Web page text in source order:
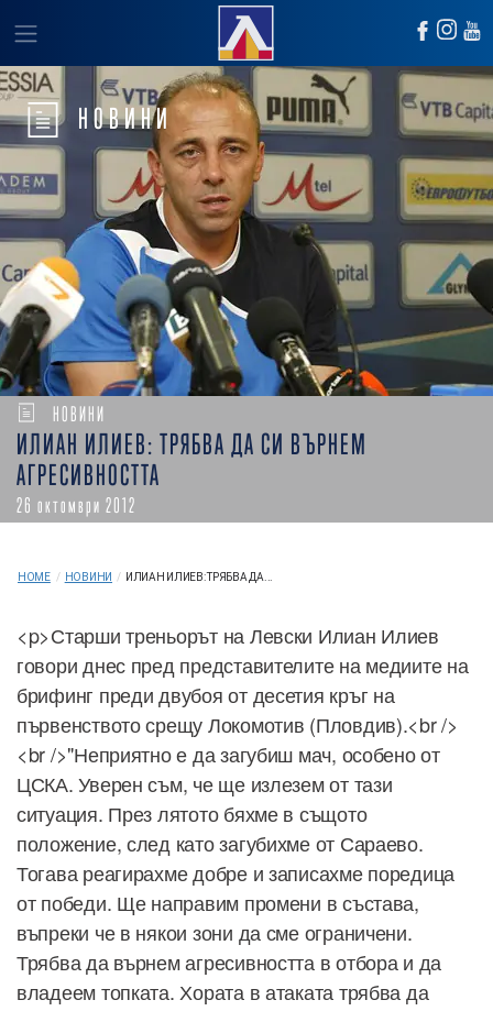
НОВИНИ
НОВИНИ
ИЛИАН ИЛИЕВ: ТРЯБВА ДА СИ ВЪРНЕМ
АГРЕСИВНОСТТА
26 октомври 2012
HOME / НОВИНИ / ИЛИАН ИЛИЕВ: ТРЯБВА ДА...
<p>Старши треньорът на Левски Илиан Илиев
говори днес пред представителите на медиите на
брифинг преди двубоя от десетия кръг на
първенството срещу Локомотив (Пловдив).<br />
<br />"Неприятно е да загубиш мач, особено от
ЦСКА. Уверен съм, че ще излезем от тази
ситуация. През лятото бяхме в същото
положение, след като загубихме от Сараево.
Тогава реагирахме добре и записахме поредица
от победи. Ще направим промени в състава,
въпреки че в някои зони да сме ограничени.
Трябва да върнем агресивността в отбора и да
владеем топката. Хората в атаката трябва да